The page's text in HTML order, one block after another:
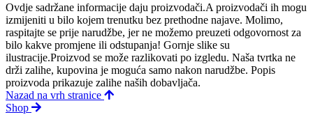
Ovdje sadržane informacije daju proizvodači.A proizvodači ih mogu
izmijeniti u bilo kojem trenutku bez prethodne najave. Molimo,
raspitajte se prije narudžbe, jer ne možemo preuzeti odgovornost za
bilo kakve promjene ili odstupanja! Gornje slike su
ilustracije.Proizvod se može razlikovati po izgledu. Naša tvrtka ne
drži zalihe, kupovina je moguća samo nakon narudžbe. Popis
proizvoda prikazuje zalihe naših dobavljača.
Nazad na vrh stranice
Shop